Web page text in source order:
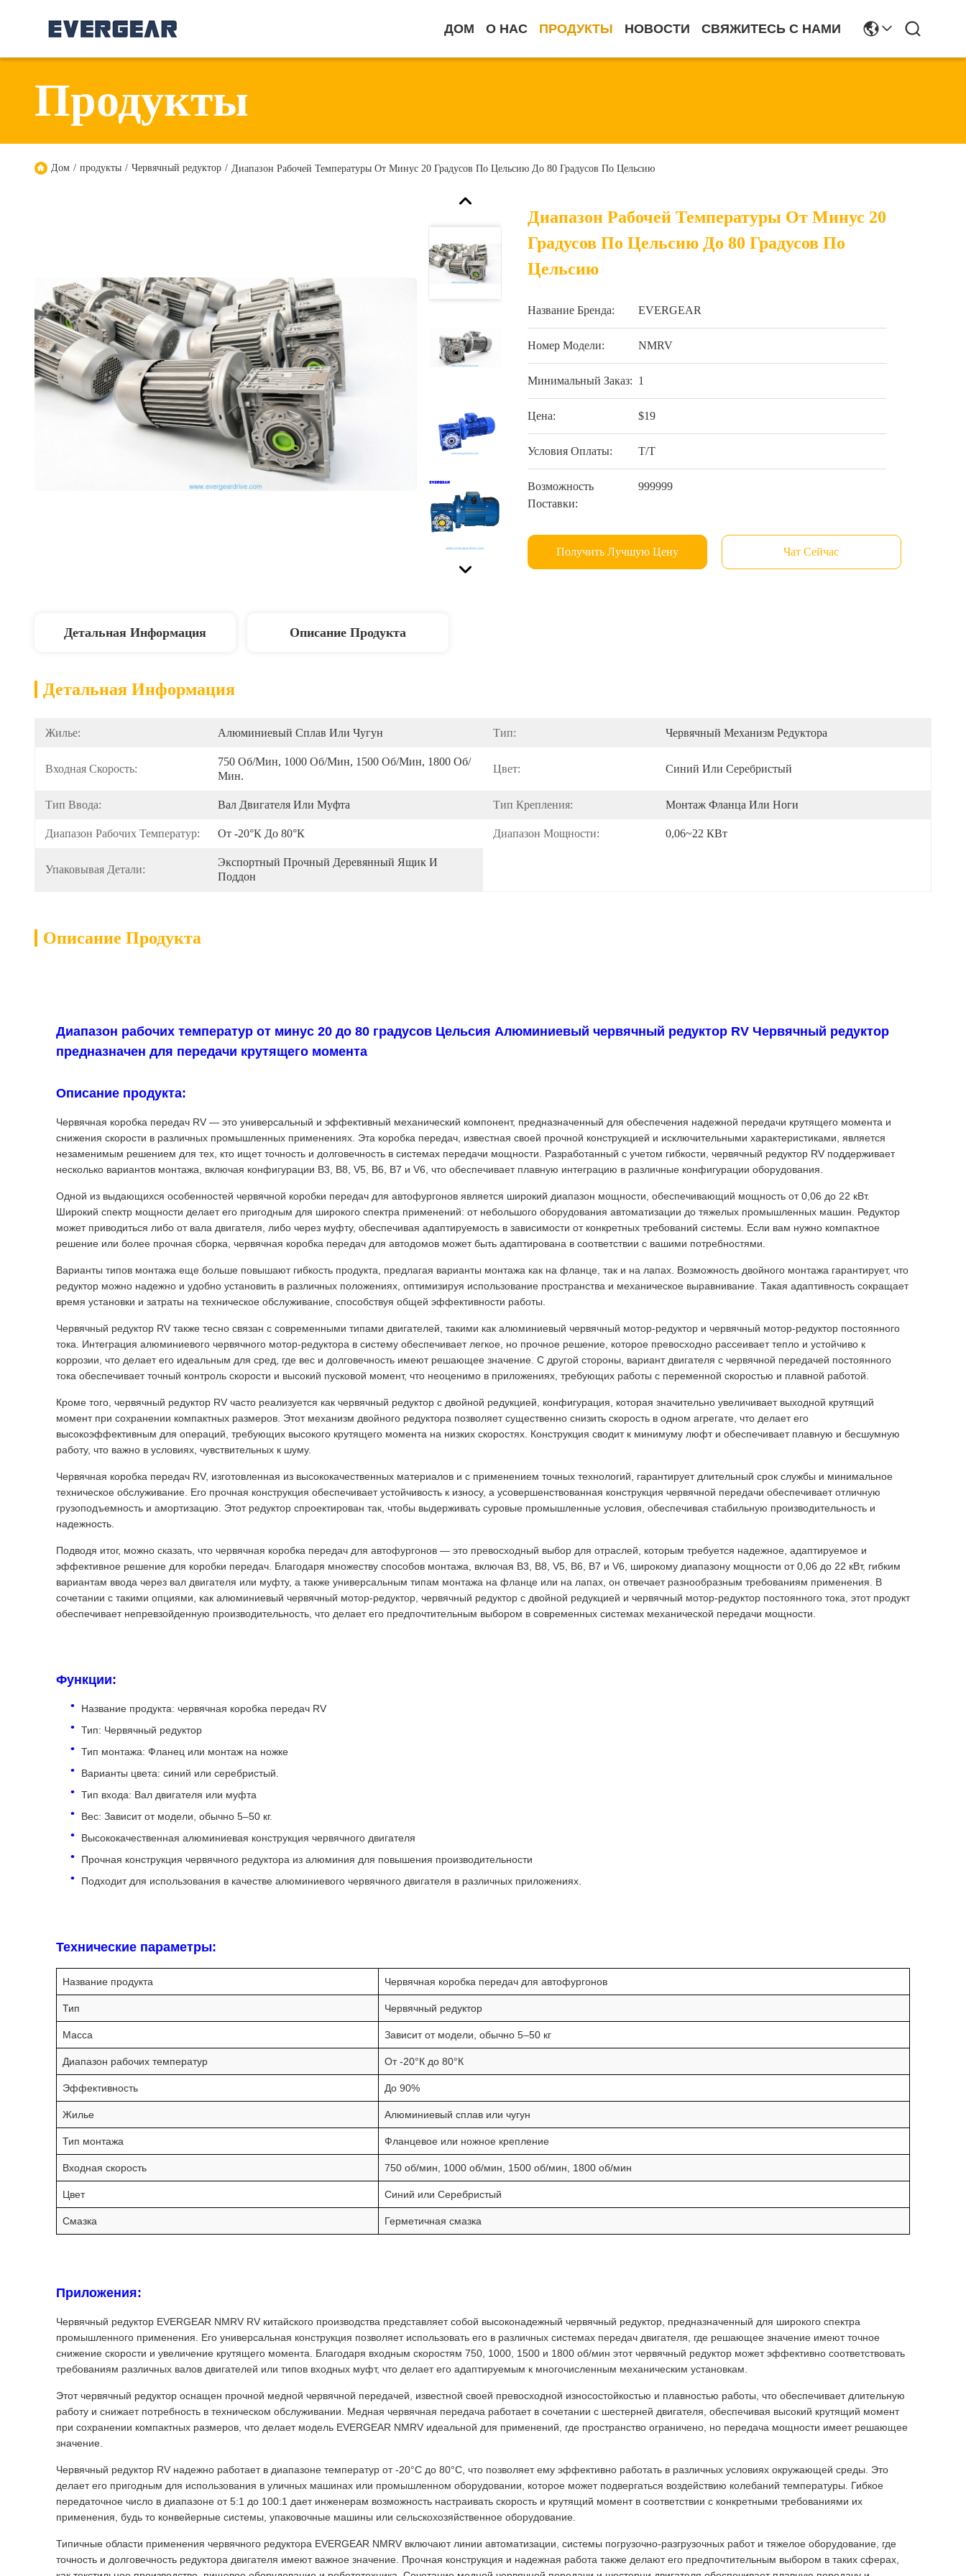
ДОМ О НАС ПРОДУКТЫ НОВОСТИ СВЯЖИТЕСЬ С НАМИ
Продукты
Дом / продукты / Червячный редуктор / Диапазон Рабочей Температуры От Минус 20 Градусов По Цельсию До 80 Градусов По Цельсию
Диапазон Рабочей Температуры От Минус 20
Градусов По Цельсию До 80 Градусов По
Цельсию
Название Бренда: EVERGEAR
Номер Модели: NMRV
Минимальный Заказ: 1
Цена: $19
Условия Оплаты: Т/Т
Возможность
Поставки:
999999
Получить Лучшую Цену Чат Сейчас
Детальная Информация Описание Продукта
Детальная Информация
Жилье: Алюминиевый Сплав Или Чугун Тип: Червячный Механизм Редуктора
Входная Скорость:
750 Об/мин, 1000 Об/мин, 1500 Об/мин, 1800 Об/
Мин.
Цвет: Синий Или Серебристый
Тип Ввода: Вал Двигателя Или Муфта Тип Крепления: Монтаж Фланца Или Ноги
Диапазон Рабочих Температур: От -20°К До 80°К Диапазон Мощности: 0,06~22 КВт
Упаковывая Детали:
Экспортный Прочный Деревянный Ящик И
Поддон
Описание Продукта
Диапазон рабочих температур от минус 20 до 80 градусов Цельсия Алюминиевый червячный редуктор RV Червячный редуктор
предназначен для передачи крутящего момента
Описание продукта:
Червячная коробка передач RV — это универсальный и эффективный механический компонент, предназначенный для обеспечения надежной передачи крутящего момента и
снижения скорости в различных промышленных применениях. Эта коробка передач, известная своей прочной конструкцией и исключительными характеристиками, является
незаменимым решением для тех, кто ищет точность и долговечность в системах передачи мощности. Разработанный с учетом гибкости, червячный редуктор RV поддерживает
несколько вариантов монтажа, включая конфигурации B3, B8, V5, B6, B7 и V6, что обеспечивает плавную интеграцию в различные конфигурации оборудования.
Одной из выдающихся особенностей червячной коробки передач для автофургонов является широкий диапазон мощности, обеспечивающий мощность от 0,06 до 22 кВт.
Широкий спектр мощности делает его пригодным для широкого спектра применений: от небольшого оборудования автоматизации до тяжелых промышленных машин. Редуктор
может приводиться либо от вала двигателя, либо через муфту, обеспечивая адаптируемость в зависимости от конкретных требований системы. Если вам нужно компактное
решение или более прочная сборка, червячная коробка передач для автодомов может быть адаптирована в соответствии с вашими потребностями.
Варианты типов монтажа еще больше повышают гибкость продукта, предлагая варианты монтажа как на фланце, так и на лапах. Возможность двойного монтажа гарантирует, что
редуктор можно надежно и удобно установить в различных положениях, оптимизируя использование пространства и механическое выравнивание. Такая адаптивность сокращает
время установки и затраты на техническое обслуживание, способствуя общей эффективности работы.
Червячный редуктор RV также тесно связан с современными типами двигателей, такими как алюминиевый червячный мотор-редуктор и червячный мотор-редуктор постоянного
тока. Интеграция алюминиевого червячного мотор-редуктора в систему обеспечивает легкое, но прочное решение, которое превосходно рассеивает тепло и устойчиво к
коррозии, что делает его идеальным для сред, где вес и долговечность имеют решающее значение. С другой стороны, вариант двигателя с червячной передачей постоянного
тока обеспечивает точный контроль скорости и высокий пусковой момент, что неоценимо в приложениях, требующих работы с переменной скоростью и плавной работой.
Кроме того, червячный редуктор RV часто реализуется как червячный редуктор с двойной редукцией, конфигурация, которая значительно увеличивает выходной крутящий
момент при сохранении компактных размеров. Этот механизм двойного редуктора позволяет существенно снизить скорость в одном агрегате, что делает его
высокоэффективным для операций, требующих высокого крутящего момента на низких скоростях. Конструкция сводит к минимуму люфт и обеспечивает плавную и бесшумную
работу, что важно в условиях, чувствительных к шуму.
Червячная коробка передач RV, изготовленная из высококачественных материалов и с применением точных технологий, гарантирует длительный срок службы и минимальное
техническое обслуживание. Его прочная конструкция обеспечивает устойчивость к износу, а усовершенствованная конструкция червячной передачи обеспечивает отличную
грузоподъемность и амортизацию. Этот редуктор спроектирован так, чтобы выдерживать суровые промышленные условия, обеспечивая стабильную производительность и
надежность.
Подводя итог, можно сказать, что червячная коробка передач для автофургонов — это превосходный выбор для отраслей, которым требуется надежное, адаптируемое и
эффективное решение для коробки передач. Благодаря множеству способов монтажа, включая B3, B8, V5, B6, B7 и V6, широкому диапазону мощности от 0,06 до 22 кВт, гибким
вариантам ввода через вал двигателя или муфту, а также универсальным типам монтажа на фланце или на лапах, он отвечает разнообразным требованиям применения. В
сочетании с такими опциями, как алюминиевый червячный мотор-редуктор, червячный редуктор с двойной редукцией и червячный мотор-редуктор постоянного тока, этот продукт
обеспечивает непревзойденную производительность, что делает его предпочтительным выбором в современных системах механической передачи мощности.
Функции:
Название продукта: червячная коробка передач RV
Тип: Червячный редуктор
Тип монтажа: Фланец или монтаж на ножке
Варианты цвета: синий или серебристый.
Тип входа: Вал двигателя или муфта
Вес: Зависит от модели, обычно 5–50 кг.
Высококачественная алюминиевая конструкция червячного двигателя
Прочная конструкция червячного редуктора из алюминия для повышения производительности
Подходит для использования в качестве алюминиевого червячного двигателя в различных приложениях.
Технические параметры:
Название продукта Червячная коробка передач для автофургонов
Тип Червячный редуктор
Масса Зависит от модели, обычно 5–50 кг
Диапазон рабочих температур От -20°К до 80°К
Эффективность До 90%
Жилье Алюминиевый сплав или чугун
Тип монтажа Фланцевое или ножное крепление
Входная скорость 750 об/мин, 1000 об/мин, 1500 об/мин, 1800 об/мин
Цвет Синий или Серебристый
Смазка Герметичная смазка
Приложения:
Червячный редуктор EVERGEAR NMRV RV китайского производства представляет собой высоконадежный червячный редуктор, предназначенный для широкого спектра
промышленного применения. Его универсальная конструкция позволяет использовать его в различных системах передач двигателя, где решающее значение имеют точное
снижение скорости и увеличение крутящего момента. Благодаря входным скоростям 750, 1000, 1500 и 1800 об/мин этот червячный редуктор может эффективно соответствовать
требованиям различных валов двигателей или типов входных муфт, что делает его адаптируемым к многочисленным механическим установкам.
Этот червячный редуктор оснащен прочной медной червячной передачей, известной своей превосходной износостойкостью и плавностью работы, что обеспечивает длительную
работу и снижает потребность в техническом обслуживании. Медная червячная передача работает в сочетании с шестерней двигателя, обеспечивая высокий крутящий момент
при сохранении компактных размеров, что делает модель EVERGEAR NMRV идеальной для применений, где пространство ограничено, но передача мощности имеет решающее
значение.
Червячный редуктор RV надежно работает в диапазоне температур от -20°C до 80°C, что позволяет ему эффективно работать в различных условиях окружающей среды. Это
делает его пригодным для использования в уличных машинах или промышленном оборудовании, которое может подвергаться воздействию колебаний температуры. Гибкое
передаточное число в диапазоне от 5:1 до 100:1 дает инженерам возможность настраивать скорость и крутящий момент в соответствии с конкретными требованиями их
применения, будь то конвейерные системы, упаковочные машины или сельскохозяйственное оборудование.
Типичные области применения червячного редуктора EVERGEAR NMRV включают линии автоматизации, системы погрузочно-разгрузочных работ и тяжелое оборудование, где
точность и долговечность редуктора двигателя имеют важное значение. Прочная конструкция и надежная работа также делают его предпочтительным выбором в таких сферах,